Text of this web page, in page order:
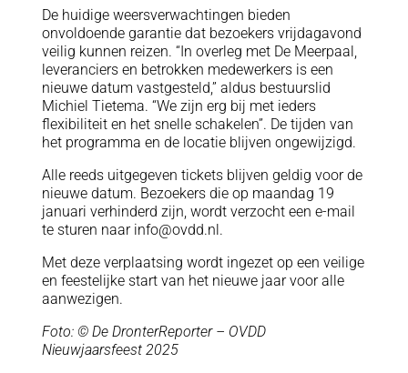
De huidige weersverwachtingen bieden
onvoldoende garantie dat bezoekers vrijdagavond
veilig kunnen reizen. “In overleg met De Meerpaal,
leveranciers en betrokken medewerkers is een
nieuwe datum vastgesteld,” aldus bestuurslid
Michiel Tietema. “We zijn erg bij met ieders
flexibiliteit en het snelle schakelen”. De tijden van
het programma en de locatie blijven ongewijzigd.
Alle reeds uitgegeven tickets blijven geldig voor de
nieuwe datum. Bezoekers die op maandag 19
januari verhinderd zijn, wordt verzocht een e-mail
te sturen naar info@ovdd.nl.
Met deze verplaatsing wordt ingezet op een veilige
en feestelijke start van het nieuwe jaar voor alle
aanwezigen.
Foto: © De DronterReporter – OVDD
Nieuwjaarsfeest 2025